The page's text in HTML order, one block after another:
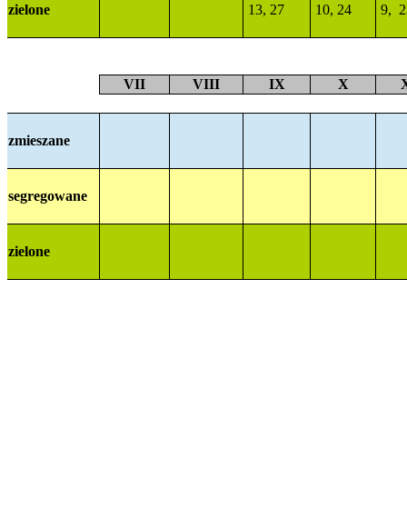
zielone 13, 27 10, 24 9,
VII VIII IX X
zmieszane
segregowane
zielone